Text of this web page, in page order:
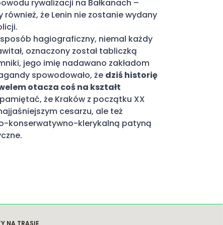
rywalizacji na Bałkanach –
że Lenin nie zostanie wydany
hagiograficzny, niemal każdy
oznaczony został tabliczką
jego imię nadawano zakładom
spowodowało, że dziś historię
otacza coś na kształt
że Kraków z początku XX
cesarzu, ale też
konserwatywno-klerykalną patyną
NA TRASIE